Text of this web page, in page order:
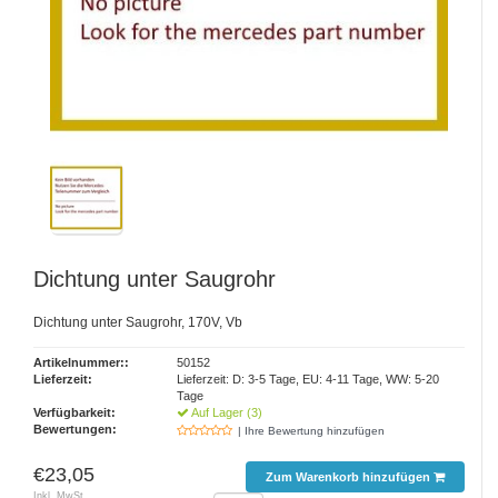
Dichtung unter Saugrohr
Dichtung unter Saugrohr, 170V, Vb
Artikelnummer::
50152
Lieferzeit:
Lieferzeit: D: 3-5 Tage, EU: 4-11 Tage, WW: 5-20
Tage
Verfügbarkeit:
Auf Lager (3)
Bewertungen:
| Ihre Bewertung hinzufügen
€23,05 Zum Warenkorb hinzufügen